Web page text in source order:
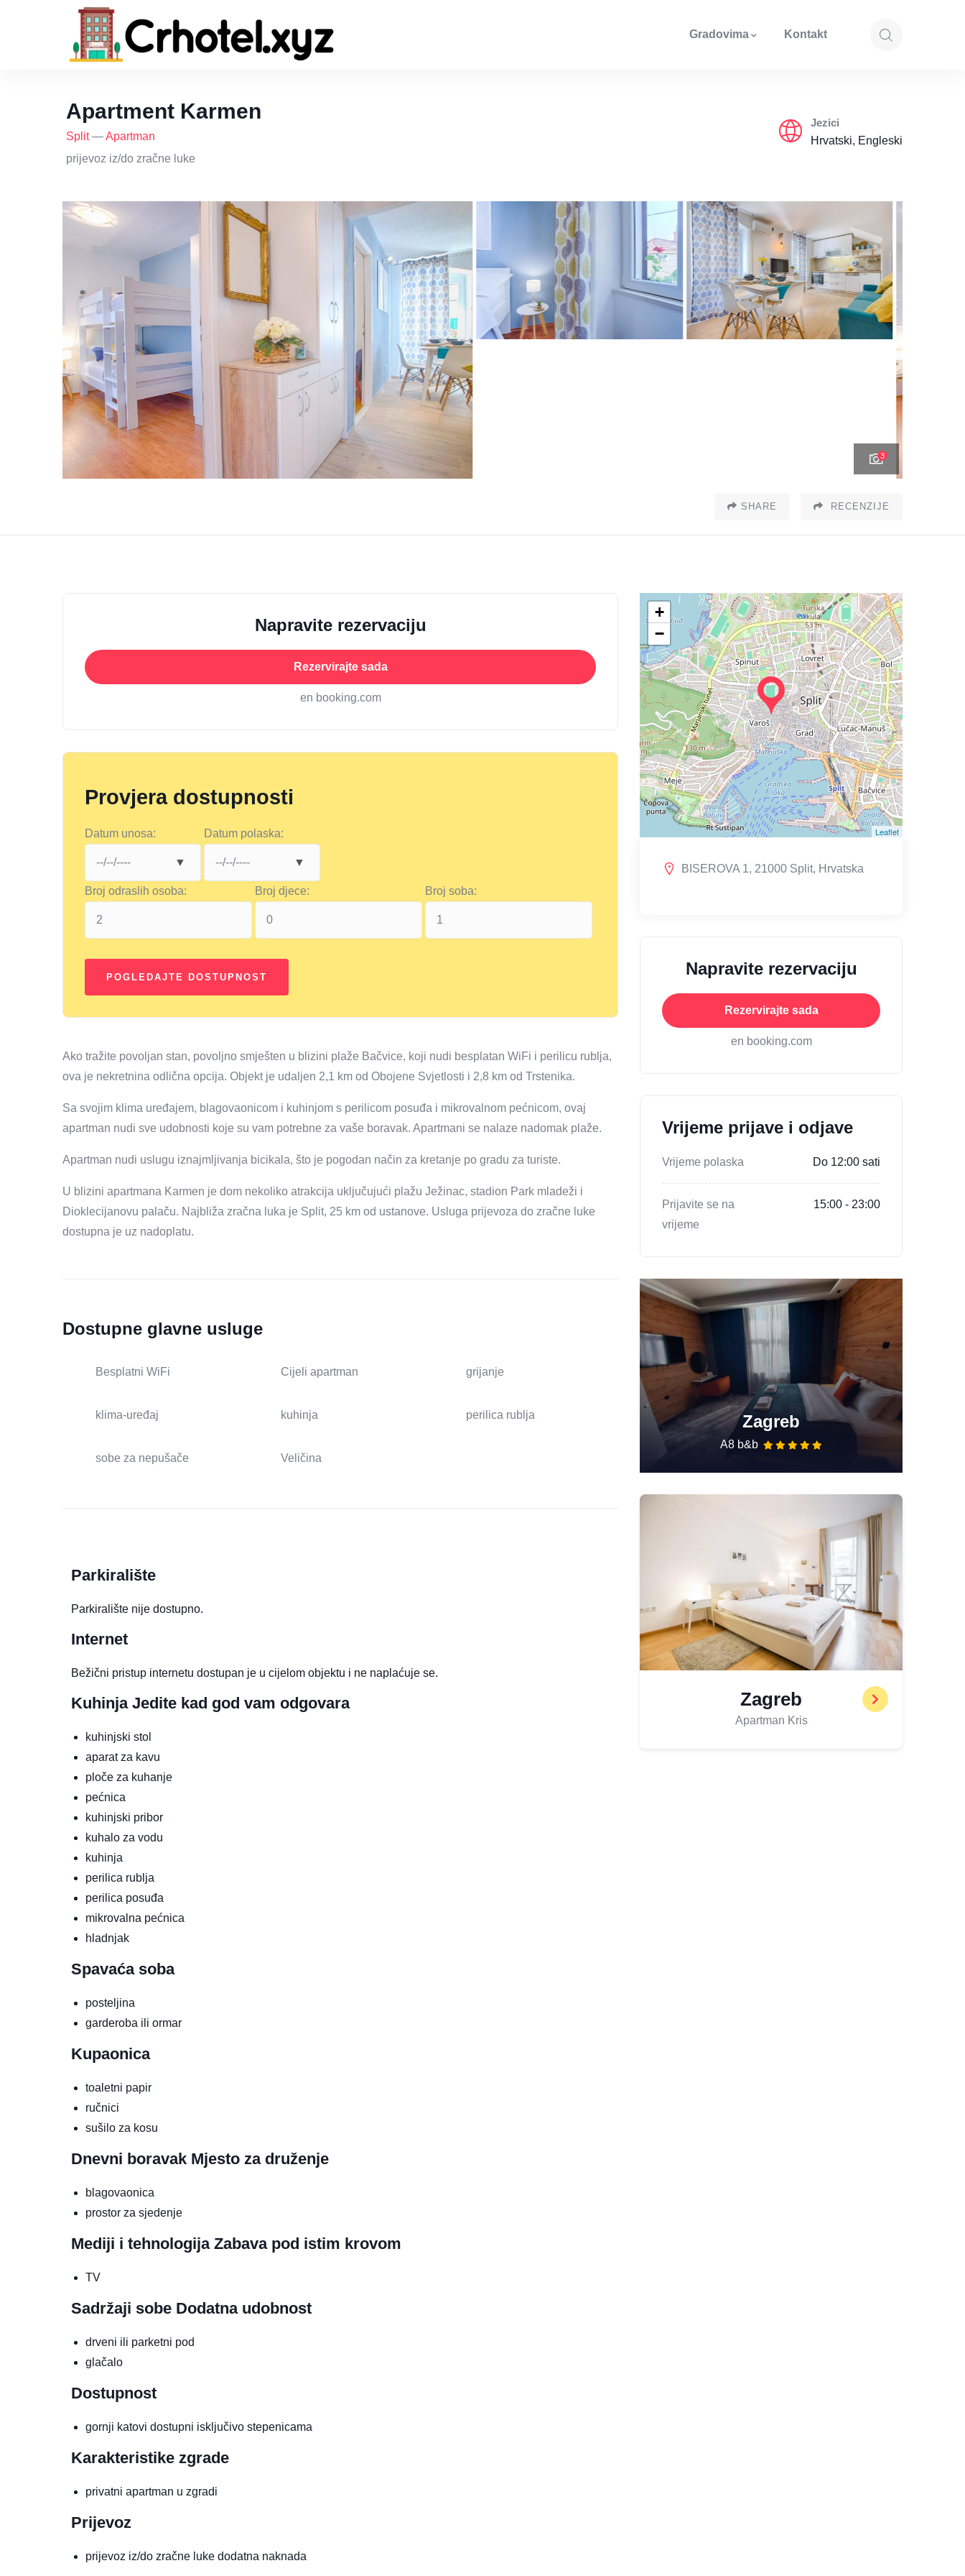
Gradovima Kontakt
Apartment Karmen
Split—Apartman
prijevoz iz/do zračne luke
Jezici
Hrvatski, Engleski
3
SHARE RECENZIJE
Napravite rezervaciju
Rezervirajte sada
en booking.com
Provjera dostupnosti
Datum unosa: Datum polaska:
Broj odraslih osoba: Broj djece: Broj soba:
Ako tražite povoljan stan, povoljno smješten u blizini plaže Bačvice, koji nudi besplatan WiFi i perilicu rublja,
ova je nekretnina odlična opcija. Objekt je udaljen 2,1 km od Obojene Svjetlosti i 2,8 km od Trstenika.
Sa svojim klima uređajem, blagovaonicom i kuhinjom s perilicom posuđa i mikrovalnom pećnicom, ovaj
apartman nudi sve udobnosti koje su vam potrebne za vaše boravak. Apartmani se nalaze nadomak plaže.
Apartman nudi uslugu iznajmljivanja bicikala, što je pogodan način za kretanje po gradu za turiste.
U blizini apartmana Karmen je dom nekoliko atrakcija uključujući plažu Ježinac, stadion Park mladeži i
Dioklecijanovu palaču. Najbliža zračna luka je Split, 25 km od ustanove. Usluga prijevoza do zračne luke
dostupna je uz nadoplatu.
Dostupne glavne usluge
Besplatni WiFi Cijeli apartman grijanje
klima-uređaj kuhinja perilica rublja
sobe za nepušače Veličina
Parkiralište
Parkiralište nije dostupno.
Internet
Bežični pristup internetu dostupan je u cijelom objektu i ne naplaćuje se.
Kuhinja Jedite kad god vam odgovara
kuhinjski stol
aparat za kavu
ploče za kuhanje
pećnica
kuhinjski pribor
kuhalo za vodu
kuhinja
perilica rublja
perilica posuđa
mikrovalna pećnica
hladnjak
Spavaća soba
posteljina
garderoba ili ormar
Kupaonica
toaletni papir
ručnici
sušilo za kosu
Dnevni boravak Mjesto za druženje
blagovaonica
prostor za sjedenje
Mediji i tehnologija Zabava pod istim krovom
TV
Sadržaji sobe Dodatna udobnost
drveni ili parketni pod
glačalo
Dostupnost
gornji katovi dostupni isključivo stepenicama
Karakteristike zgrade
privatni apartman u zgradi
Prijevoz
prijevoz iz/do zračne luke dodatna naknada
+
−
Leaflet
BISEROVA 1, 21000 Split, Hrvatska
Napravite rezervaciju
Rezervirajte sada
en booking.com
Vrijeme prijave i odjave
Vrijeme polaska Do 12:00 sati
Prijavite se na
vrijeme
15:00 - 23:00
Zagreb
A8 b&b
Zagreb
Apartman Kris